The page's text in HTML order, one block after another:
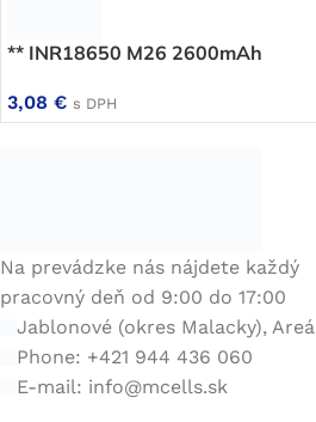
** INR18650 M26 2600mAh
3,08 € s DPH
Na prevádzke nás nájdete každý
pracovný deň od 9:00 do 17:00
Jablonové (okres Malacky),
Phone: +421 944 436 060
E-mail: info@mcells.sk